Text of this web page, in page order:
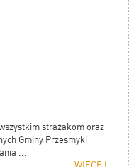
strażakom oraz
Gminy Przesmyki
...